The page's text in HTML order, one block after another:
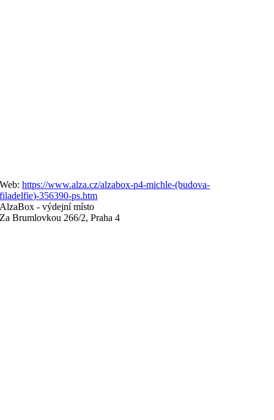
Web:https://www.alza.cz/alzabox-p4-michle-(budova-
filadelfie)-356390-ps.htm
AlzaBox - výdejní místo
Za Brumlovkou 266/2, Praha 4